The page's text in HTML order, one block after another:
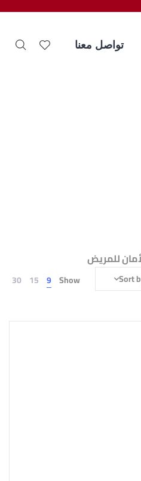
تواصل معنا
Show
9
15
30 Sort